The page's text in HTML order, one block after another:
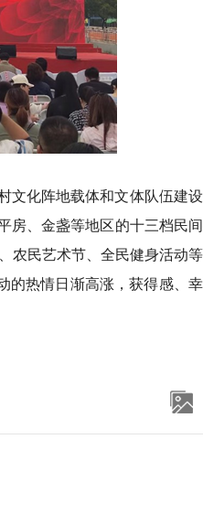
化阵地载体和文体队伍建设
房、金盏等地区的十三档民
民艺术节、全民健身活动等
的热情日渐高涨，获得感、